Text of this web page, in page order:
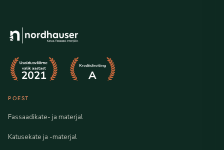
POEST
Fassaadikate- ja materjal
Katusekate ja -materjal